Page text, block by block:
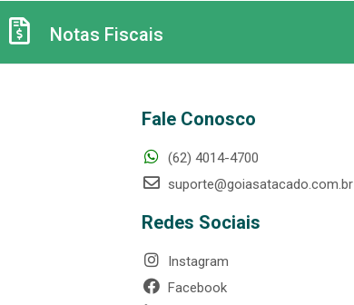
Notas Fiscais
Fale Conosco
(62) 4014-4700
suporte@goiasatacado.com.br
Redes Sociais
Instagram
Facebook